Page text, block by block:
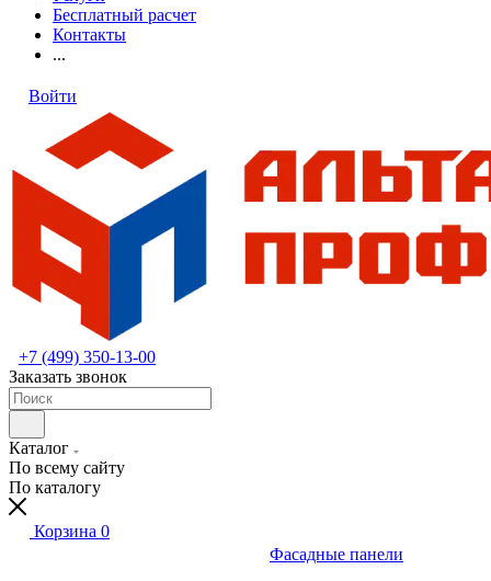
Бесплатный расчет
Контакты
...
Войти
+7 (499) 350-13-00
Заказать звонок
Каталог
По всему сайту
По каталогу
Корзина 0
Фасадные панели